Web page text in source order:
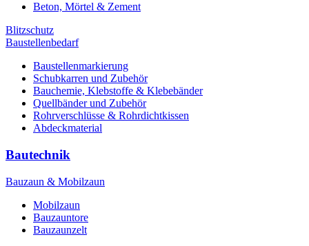
Beton, Mörtel & Zement
Blitzschutz
Baustellenbedarf
Baustellenmarkierung
Schubkarren und Zubehör
Bauchemie, Klebstoffe & Klebebänder
Quellbänder und Zubehör
Rohrverschlüsse & Rohrdichtkissen
Abdeckmaterial
Bautechnik
Bauzaun & Mobilzaun
Mobilzaun
Bauzauntore
Bauzaunzelt